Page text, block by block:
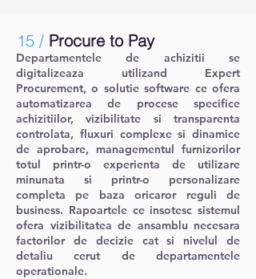
15 / Procure to Pay
Departamentele de achizitii se
digitalizeaza utilizand Expert
Procurement, o solutie software ce ofera
automatizarea de procese specifice
achizitiilor, vizibilitate si transparenta
controlata, fluxuri complexe si dinamice
de aprobare, managementul furnizorilor
totul printr-o experienta de utilizare
minunata si printr-o personalizare
completa pe baza oricaror reguli de
business. Rapoartele ce insotesc sistemul
ofera vizibilitatea de ansamblu necesara
factorilor de decizie cat si nivelul de
detaliu cerut de departamentele
operationale.